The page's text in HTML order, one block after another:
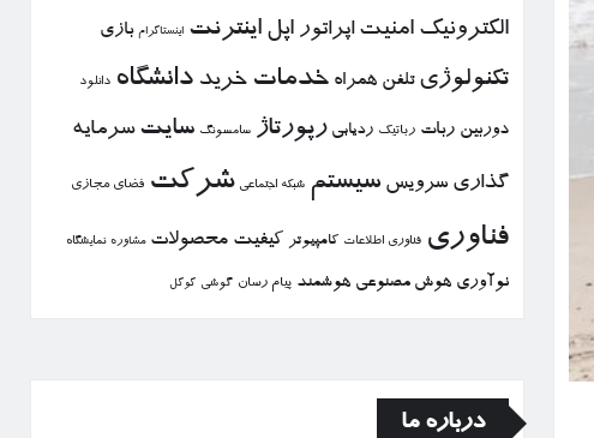
الكترونیك امنیت اپراتور اپل اینترنت اینستاگرام بازی
تكنولوژی تلفن همراه خدمات خرید دانشگاه دانلود
دوربین ربات رباتیك ردیابی رپورتاژ سامسونگ سایت سرمایه
گذاری سرویس سیستم شبكه اجتماعی شركت فضای مجازی
فناوری فناوری اطلاعات كامپیوتر كیفیت محصولات مشاوره نمایشگاه
نوآوری هوش مصنوعی هوشمند پیام رسان گوشی گوگل
درباره ما